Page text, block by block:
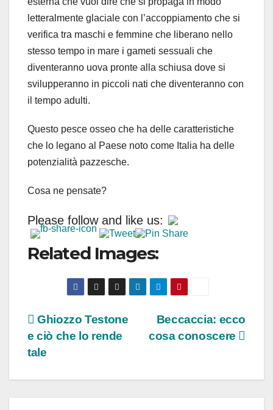
letteralmente glaciale con l’accoppiamento che si
verifica tra maschi e femmine che liberano nello
stesso tempo in mare i gameti sessuali che
diventeranno uova pronte alla schiusa dove si
svilupperanno in piccoli nati che diventeranno con
il tempo adulti.
Questo pesce osseo che ha delle caratteristiche
che lo legano al Paese noto come Italia ha delle
potenzialità pazzesche.
Cosa ne pensate?
Please follow and like us:
Related Images:
Navigazione
articoli
Beccaccia: ecco
cosa conoscere
Ghiozzo Testone
e ciò che lo rende
tale